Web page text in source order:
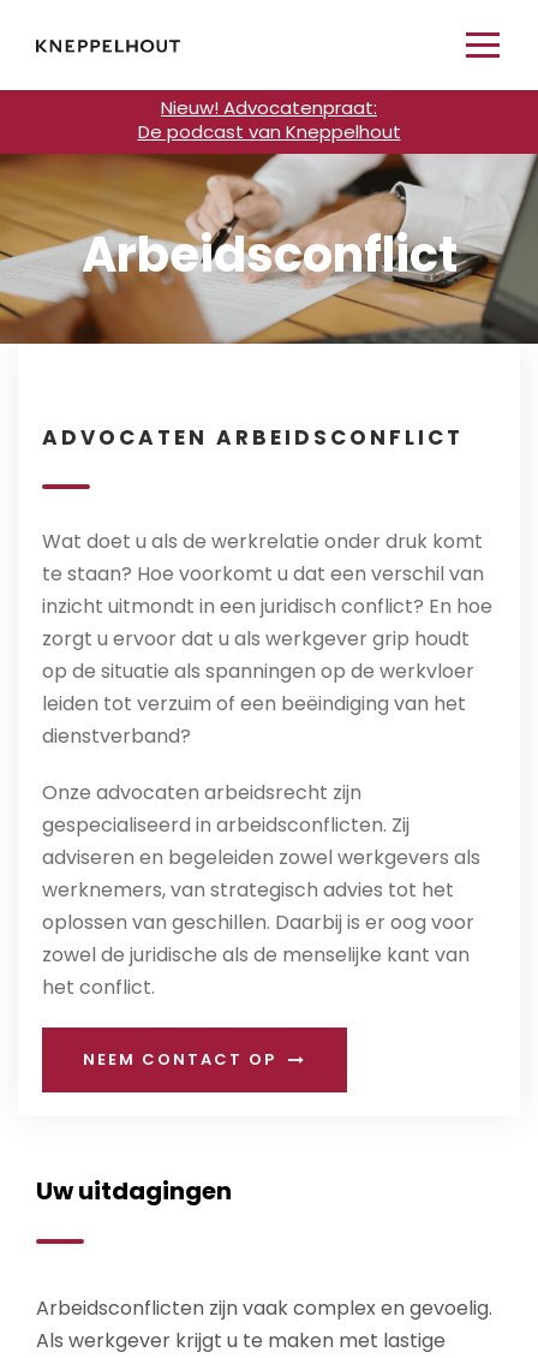
Nieuw! Advocatenpraat:
De podcast van Kneppelhout
Arbeidsconflict
ADVOCATEN ARBEIDSCONFLICT
Wat doet u als de werkrelatie onder druk komt
te staan? Hoe voorkomt u dat een verschil van
inzicht uitmondt in een juridisch conflict? En hoe
zorgt u ervoor dat u als werkgever grip houdt
op de situatie als spanningen op de werkvloer
leiden tot verzuim of een beëindiging van het
dienstverband?
Onze advocaten arbeidsrecht zijn
gespecialiseerd in arbeidsconflicten. Zij
adviseren en begeleiden zowel werkgevers als
werknemers, van strategisch advies tot het
oplossen van geschillen. Daarbij is er oog voor
zowel de juridische als de menselijke kant van
het conflict.
NEEM CONTACT OP
Uw uitdagingen
Arbeidsconflicten zijn vaak complex en gevoelig.
Als werkgever krijgt u te maken met lastige